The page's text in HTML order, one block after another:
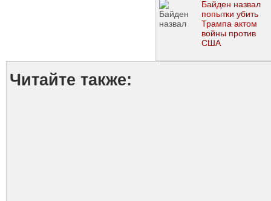
приобретения, -
The Washington
Post
Байден назвал
попытки убить
Трампа актом
войны против
США
Читайте также: